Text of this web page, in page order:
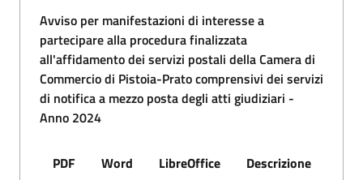
Avviso per manifestazioni di interesse a
partecipare alla procedura finalizzata
all'affidamento dei servizi postali della Camera di
Commercio di Pistoia-Prato comprensivi dei servizi
di notifica a mezzo posta degli atti giudiziari -
Anno 2024
PDF Word LibreOffice Descrizione